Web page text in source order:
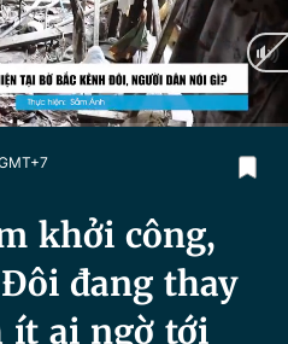
Tin 24h
Magazine
khởi công,
đang thay
ít ai ngờ tới